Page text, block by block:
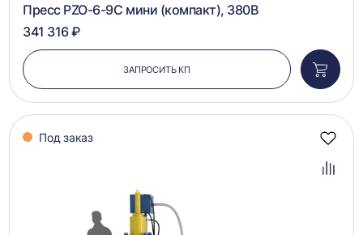
Пресс PZO-6-9С мини (компакт), 380В
341 316 ₽
ЗАПРОСИТЬ КП
в
Под заказ